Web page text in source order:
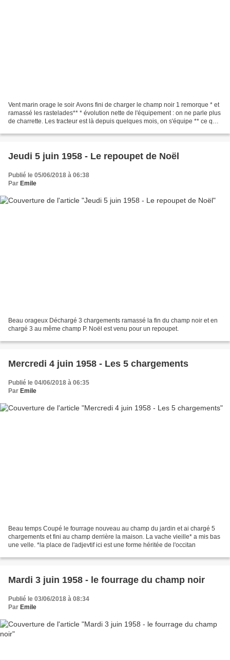
Vent marin orage le soir Avons fini de charger le champ noir 1 remorque * et
ramassé les rastelades** * évolution nette de l'équipement : on ne parle plus
de charrette. Les tracteur est là depuis quelques mois, on s'équipe ** ce qui
Jeudi 5 juin 1958 - Le repoupet de Noël
Publié le 05/06/2018 à 06:38
Par Emile
Beau orageux Déchargé 3 chargements ramassé la fin du champ noir et en
chargé 3 au même champ P. Noël est venu pour un repoupet.
Mercredi 4 juin 1958 - Les 5 chargements
Publié le 04/06/2018 à 06:35
Par Emile
Beau temps Coupé le fourrage nouveau au champ du jardin et ai chargé 5
chargements et fini au champ derrière la maison. La vache vieille* a mis bas
une velle. *la place de l'adjevtif ici est une forme héritée de l'occitan
Mardi 3 juin 1958 - le fourrage du champ noir
Publié le 03/06/2018 à 08:34
Par Emile